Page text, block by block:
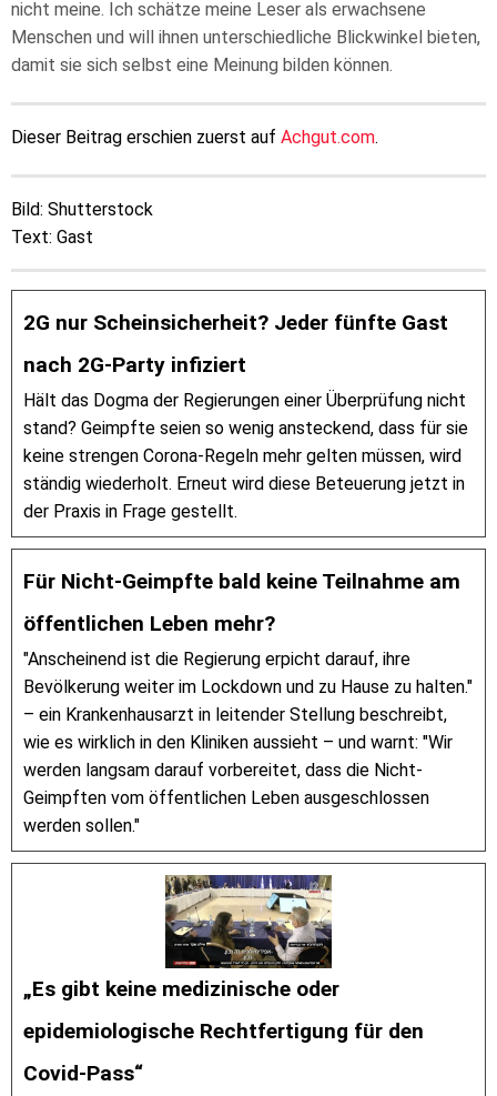
nicht meine. Ich schätze meine Leser als erwachsene
Menschen und will ihnen unterschiedliche Blickwinkel bieten,
damit sie sich selbst eine Meinung bilden können.
Dieser Beitrag erschien zuerst auf Achgut.com.
Bild: Shutterstock
Text: Gast
2G nur Scheinsicherheit? Jeder fünfte Gast
nach 2G-Party infiziert
Hält das Dogma der Regierungen einer Überprüfung nicht
stand? Geimpfte seien so wenig ansteckend, dass für sie
keine strengen Corona-Regeln mehr gelten müssen, wird
ständig wiederholt. Erneut wird diese Beteuerung jetzt in
der Praxis in Frage gestellt.
Für Nicht-Geimpfte bald keine Teilnahme am
öffentlichen Leben mehr?
"Anscheinend ist die Regierung erpicht darauf, ihre
Bevölkerung weiter im Lockdown und zu Hause zu halten."
– ein Krankenhausarzt in leitender Stellung beschreibt,
wie es wirklich in den Kliniken aussieht – und warnt: "Wir
werden langsam darauf vorbereitet, dass die Nicht-
Geimpften vom öffentlichen Leben ausgeschlossen
werden sollen."
„Es gibt keine medizinische oder
epidemiologische Rechtfertigung für den
Covid-Pass“